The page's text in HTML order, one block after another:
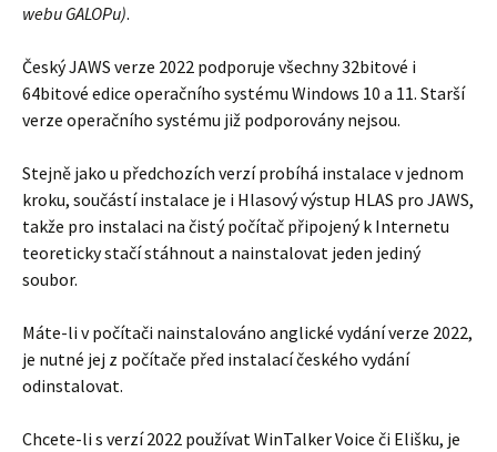
webu GALOPu).
Český JAWS verze 2022 podporuje všechny 32bitové i
64bitové edice operačního systému Windows 10 a 11. Starší
verze operačního systému již podporovány nejsou.
Stejně jako u předchozích verzí probíhá instalace v jednom
kroku, součástí instalace je i Hlasový výstup HLAS pro JAWS,
takže pro instalaci na čistý počítač připojený k Internetu
teoreticky stačí stáhnout a nainstalovat jeden jediný
soubor.
Máte-li v počítači nainstalováno anglické vydání verze 2022,
je nutné jej z počítače před instalací českého vydání
odinstalovat.
Chcete-li s verzí 2022 používat WinTalker Voice či Elišku, je